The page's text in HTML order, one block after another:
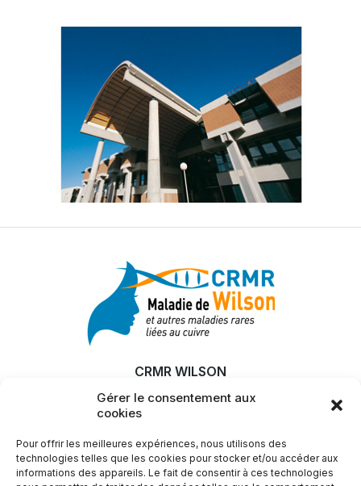
Gérer le consentement aux
cookies
Pour offrir les meilleures expériences, nous utilisons des
technologies telles que les cookies pour stocker et/ou accéder aux
informations des appareils. Le fait de consentir à ces technologies
CRMR WILSON
MALADIE
ACTUALITÉS